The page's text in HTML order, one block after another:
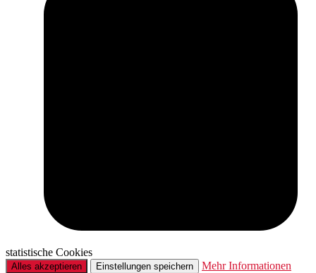
statistische Cookies
Alles akzeptieren Einstellungen speichern
Mehr Informationen